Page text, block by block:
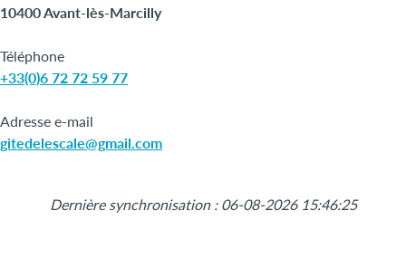
10400 Avant-lès-Marcilly
Téléphone
+33(0)6 72 72 59 77
Adresse e-mail
gitedelescale@gmail.com
Dernière synchronisation : 06-08-2026 15:46:25